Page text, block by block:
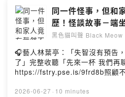
的故事和體驗也歡迎與我分享
Hosting
飛馬最大的創作動力～每個人都
密無間的枕邊人；或許也有不為
就來説説這樣的一則故事。加入
https://
這一集的想法：
https://open.firstory.me/user/
b04vn/comments感謝收聽本頻
感謝大家的追蹤；YouTube搜尋
https://reurl.cc/5jWOM誠摯歡迎
同一件怪事，但和
歷！怪談故事－端
黑色貓叫聲 Black Meow
🎧藝人林葉亭：「失智沒有預告
了」完整收聽「先來一杯 我們再
https://fstry.pse.is/9frd8b照顧
以上為 Firstory Podcast 廣告
2026-06-27 · 10 minutes